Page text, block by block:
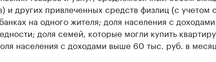
и других привлеченных средств физлиц (с учетом
на одного жителя; доля населения с
доля семей, которые могли купить
населения с доходами выше 60 тыс. руб. в месяц.